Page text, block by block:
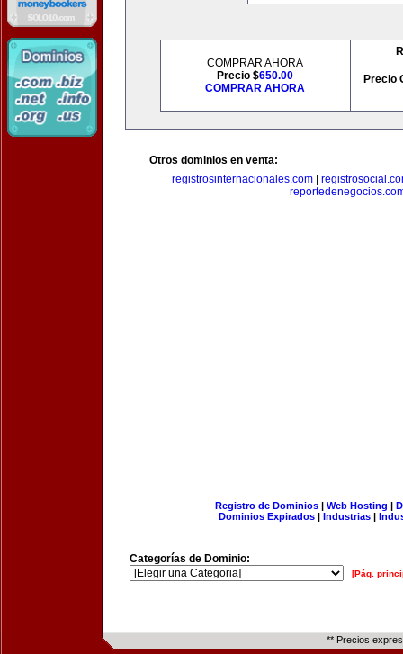
COMPRAR AHORA
Precio $650.00
COMPRAR AHORA
Precio
Otros dominios en venta:
registrosinternacionales.com
Registro de Dominios| Web Hosting |
Dominios Expirados | Industrias |
Categorías de Dominio:
[Pág.
** Precios